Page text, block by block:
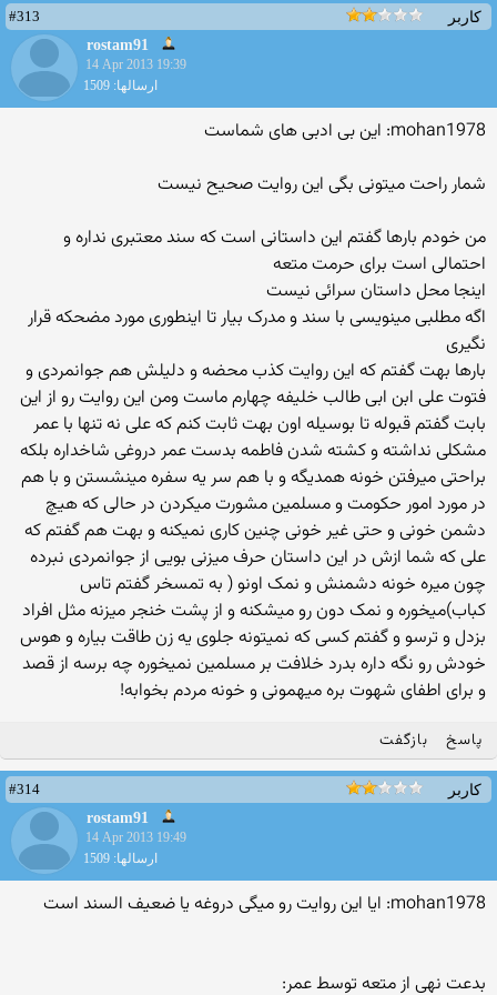
کاربر
#313
rostam91
14 Apr 2013 19:39
ارسالها: 1509
mohan1978: این بی ادبی های شماست
شمار راحت میتونی بگی این روایت صحیح نیست
من خودم بارها گفتم این داستانی است که سند معتبری نداره و
احتمالی است برای حرمت متعه
اینجا محل داستان سرائی نیست
اگه مطلبی مینویسی با سند و مدرک بیار تا اینطوری مورد مضحکه قرار
نگیری
بارها بهت گفتم که این روایت کذب محضه و دلیلش هم جوانمردی و
فتوت علی ابن ابی طالب خلیفه چهارم ماست ومن این روایت رو از این
بابت گفتم قبوله تا بوسیله اون بهت ثابت کنم که علی نه تنها با عمر
مشکلی نداشته و کشته شدن فاطمه بدست عمر دروغی شاخداره بلکه
براحتی میرفتن خونه همدیگه و با هم سر یه سفره مینشستن و با هم
در مورد امور حکومت و مسلمین مشورت میکردن در حالی که هیچ
دشمن خونی و حتی غیر خونی چنین کاری نمیکنه و بهت هم گفتم که
علی که شما ازش در این داستان حرف میزنی بویی از جوانمردی نبرده
چون میره خونه دشمنش و نمک اونو ( به تمسخر گفتم تاس
کباب)میخوره و نمک دون رو میشکنه و از پشت خنجر میزنه مثل افراد
بزدل و ترسو و گفتم کسی که نمیتونه جلوی یه زن طاقت بیاره و هوس
خودش رو نگه داره بدرد خلافت بر مسلمین نمیخوره چه برسه از قصد
و برای اطفای شهوت بره میهمونی و خونه مردم بخوابه!
پاسخ بازگفت
کاربر
#314
rostam91
14 Apr 2013 19:49
ارسالها: 1509
mohan1978: ایا این روایت رو میگی دروغه یا ضعیف السند است
بدعت نهی از متعه توسط عمر: